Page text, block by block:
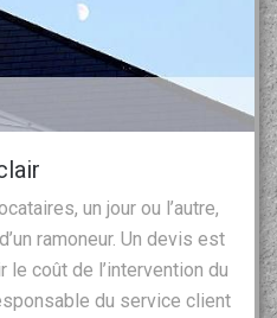
un jour ou l’autre,
ramoneur. Un devis est
coût de l’intervention du
du service client